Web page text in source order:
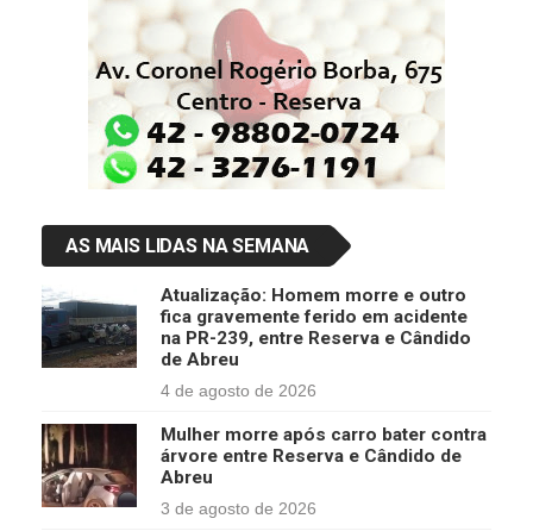
AS MAIS LIDAS NA SEMANA
Atualização: Homem morre e outro
fica gravemente ferido em acidente
na PR-239, entre Reserva e Cândido
de Abreu
4 de agosto de 2026
Mulher morre após carro bater contra
árvore entre Reserva e Cândido de
Abreu
3 de agosto de 2026